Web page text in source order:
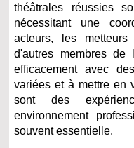
théâtrales réussies
nécessitant une
acteurs, les
d'autres membres de
efficacement avec
variées et à mettre en
sont des
environnement
souvent essentielle.